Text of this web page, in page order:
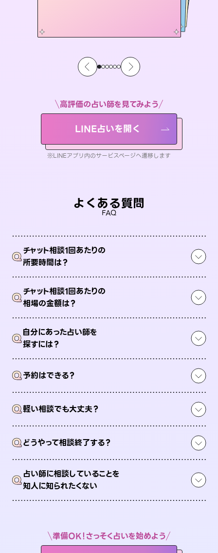
高評価の占い師を見てみよう
LINE占いを開く
※LINEアプリ内のサービスページへ遷移します
よくある質問
FAQ
Qチャット相談1回あたりの
所要時間は？
Qチャット相談1回あたりの
相場の金額は？
Q自分にあった占い師を
探すには？
Q予約はできる？
Q軽い相談でも大丈夫？
Qどうやって相談終了する？
Q占い師に相談していることを
知人に知られたくない
準備OK！さっそく占いを始めよう